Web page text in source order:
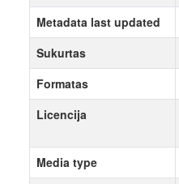
Metadata last updated
Sukurtas
Formatas
Licencija
Media type